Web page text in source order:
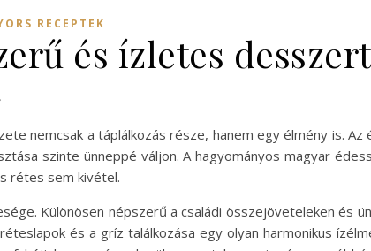
RECEPTEK
és ízletes desszert
nemcsak a táplálkozás része, hanem egy élmény is. Az
szinte ünneppé váljon. A hagyományos magyar
rétes sem kivétel.
Különösen népszerű a családi összejöveteleken és
és a gríz találkozása egy olyan harmonikus